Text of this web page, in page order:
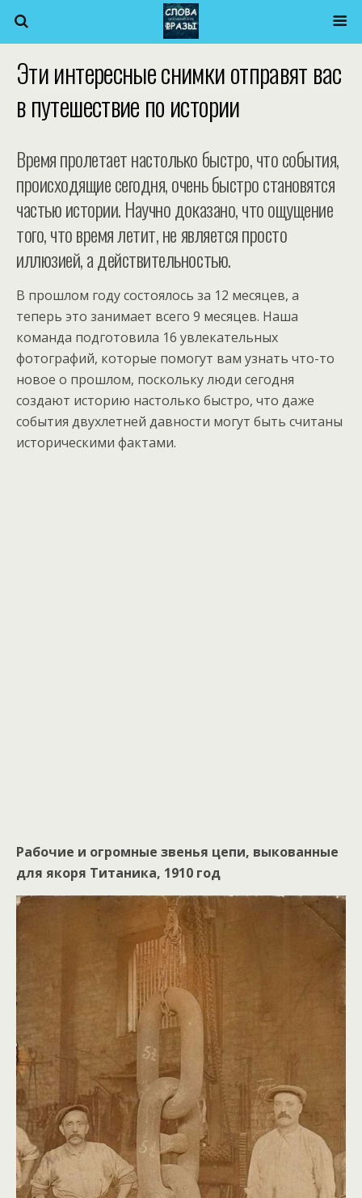
Эти интересные снимки отправят вас
в путешествие по истории
Время пролетает настолько быстро, что события,
происходящие сегодня, очень быстро становятся
частью истории. Научно доказано, что ощущение
того, что время летит, не является просто
иллюзией, а действительностью.
В прошлом году состоялось за 12 месяцев, а
теперь это занимает всего 9 месяцев. Наша
команда подготовила 16 увлекательных
фотографий, которые помогут вам узнать что-то
новое о прошлом, поскольку люди сегодня
создают историю настолько быстро, что даже
события двухлетней давности могут быть считаны
историческими фактами.
Рабочие и огромные звенья цепи, выкованные
для якоря Титаника, 1910 год